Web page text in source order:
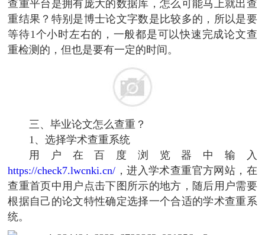
查重平台是拥有庞大的数据库，怎么可能马上就出查
重结果？特别是博士论文字数是比较多的，所以是要
等待1个小时左右的，一般都是可以快速完成论文查
重检测的，但也是要有一定的时间。
三、毕业论文怎么查重？
1、选择学术查重系统
用户在百度浏览器中输入
https://check7.lwcnki.cn/ ，进入学术查重官方网站，在
查重首页中用户点击下图所示的地方，随后用户需要
根据自己的论文特性确定选择一个合适的学术查重系
统。